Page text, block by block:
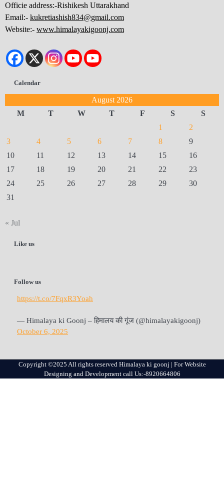
Officie address:-Rishikesh Uttarakhand
Email:- kukretiashish834@gmail.com
Website:- www.himalayakigoonj.com
Calendar
August 2026
M
T W T F S
S
1
2
3
4 5 6 7 8
9
10
11 12 13 14 15
16
17
18 19 20 21 22
23
24
25 26 27 28 29
30
31
« Jul
Like us
Follow us
https://t.co/7FqxR3Yoah
— Himalaya ki Goonj – हिमालय की गूंज (@himalayakigoonj)
October 6, 2025
Copyright ©2025 All rights reserved Himalaya ki goonj | For Website
Designing and Development call Us:-8920664806